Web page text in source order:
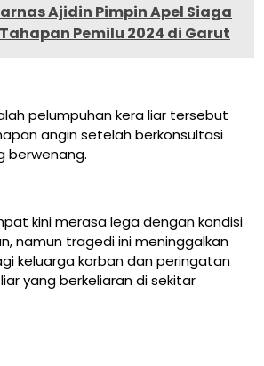
Ajidin Pimpin Apel Siaga
Pemilu 2024 di Garut
pelumpuhan kera liar tersebut
angin setelah berkonsultasi
berwenang.
kini merasa lega dengan kondisi
namun tragedi ini meninggalkan
keluarga korban dan peringatan
yang berkeliaran di sekitar